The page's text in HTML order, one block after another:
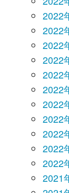
2022
2022
2022
2022
2022
2022
2022
2022
2022
2022
2022
2021